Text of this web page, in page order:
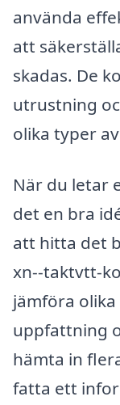
använda
att
skadas. De
utrustning
olika typer
När du letar
det en bra
att hitta det
xn--taktvtt-
jämföra
uppfattning
hämta in
fatta ett